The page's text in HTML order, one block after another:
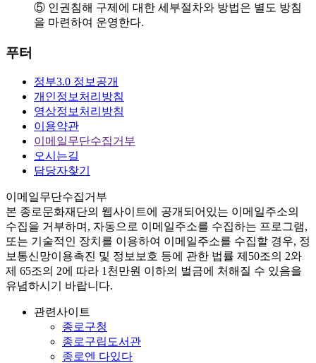
⑤ 인권침해 구제에 대한 세부절차와 방법은 별도 방침
을 마련하여 운영한다.
푸터
정부3.0 정보공개
개인정보처리방침
영상정보처리방침
이용약관
이메일무단수집거부
오시는길
담당자찾기
이메일무단수집거부
본 종로문화재단의 웹사이트에 공개되어있는 이메일주소의
수집을 거부하며, 자동으로 이메일주소를 수집하는 프로그램,
또는 기술적인 장치를 이용하여 이메일주소를 수집할 경우, 정
보통신망이용촉진 및 정보보호 등에 관한 법률 제50조의 2와
제 65조의 2에 따라 1천만원 이하의 벌금에 처해질 수 있음을
유념하시기 바랍니다.
관련사이트
종로구청
종로구립도서관
종로엔 다있다